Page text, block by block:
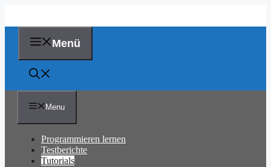
springen
Menü
Menu
Programmieren lernen
Testberichte
Tutorials